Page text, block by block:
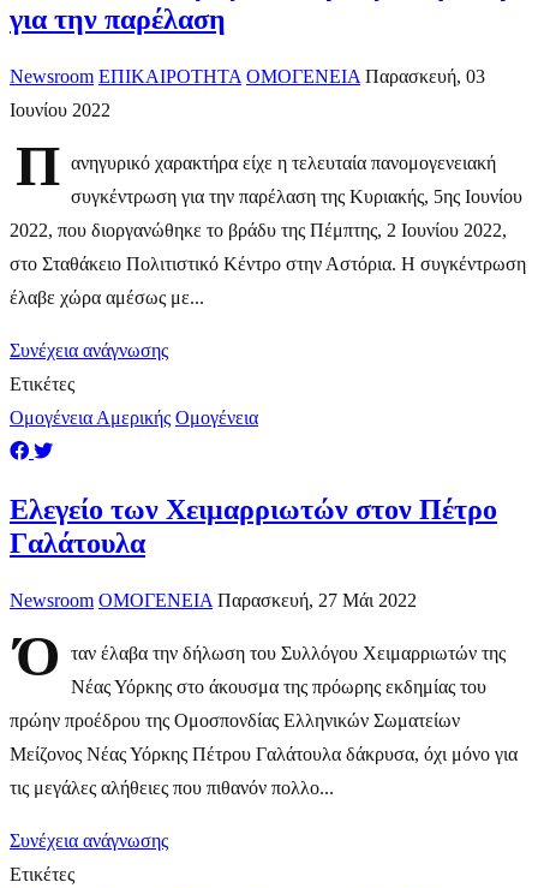
για την παρέλαση
Newsroom ΕΠΙΚΑΙΡΟΤΗΤΑ ΟΜΟΓΕΝΕΙΑ Παρασκευή, 03
Ιουνίου 2022
Π ανηγυρικό χαρακτήρα είχε η τελευταία πανομογενειακή
συγκέντρωση για την παρέλαση της Κυριακής, 5ης Ιουνίου
2022, που διοργανώθηκε το βράδυ της Πέμπτης, 2 Ιουνίου 2022,
στο Σταθάκειο Πολιτιστικό Κέντρο στην Αστόρια. Η συγκέντρωση
έλαβε χώρα αμέσως με...
Συνέχεια ανάγνωσης
Ετικέτες
Ομογένεια Αμερικής Ομογένεια
Ελεγείο των Χειμαρριωτών στον Πέτρο
Γαλάτουλα
Newsroom ΟΜΟΓΕΝΕΙΑ Παρασκευή, 27 Μάι 2022
Ό
ταν έλαβα την δήλωση του Συλλόγου Χειμαρριωτών της
Νέας Υόρκης στο άκουσμα της πρόωρης εκδημίας του
πρώην προέδρου της Ομοσπονδίας Ελληνικών Σωματείων
Μείζονος Νέας Υόρκης Πέτρου Γαλάτουλα δάκρυσα, όχι μόνο για
τις μεγάλες αλήθειες που πιθανόν πολλο...
Συνέχεια ανάγνωσης
Ετικέτες